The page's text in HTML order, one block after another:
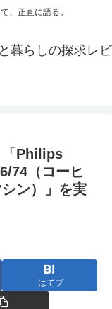
、正直に語る。
暮らしの探求レビ
「Philips
74（コーヒ
ン）」を実
はてブ